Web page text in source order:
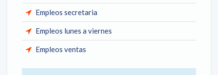
Empleos secretaria
Empleos lunes a viernes
Empleos ventas